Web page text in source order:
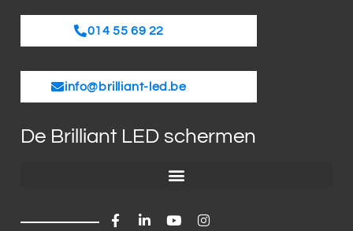
014 55 69 22
info@brilliant-led.be
De Brilliant LED schermen